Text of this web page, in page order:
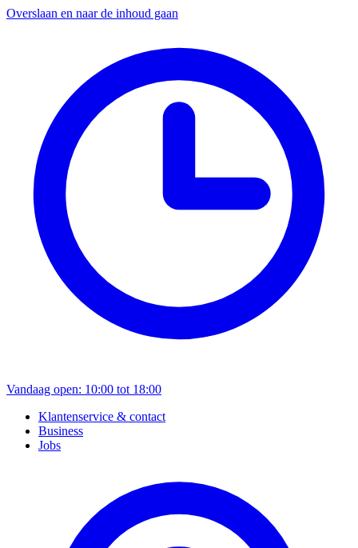
Overslaan en naar de inhoud gaan
Vandaag open: 10:00 tot 18:00
Klantenservice & contact
Business
Jobs